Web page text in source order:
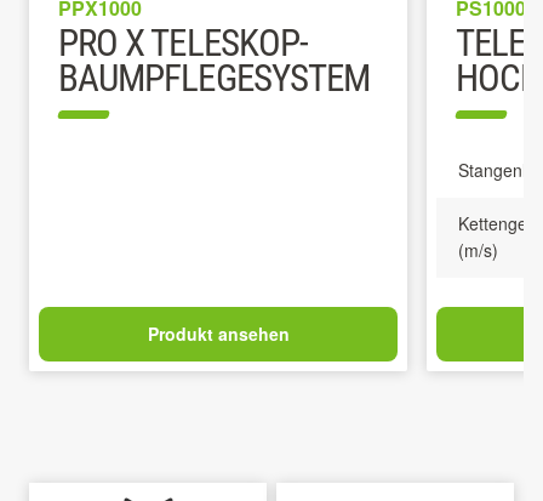
PPX1000
PRO X TELESKOP-
BAUMPFLEGESYSTEM
Produkt ansehen
PS1000E
(m/s)